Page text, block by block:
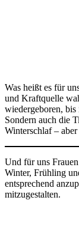
Was heißt es für
und Kraftquelle
wiedergeboren,
Sondern auch die
Winterschlaf –
Und für uns
Winter, Frühling
entsprechend
mitzugestalten.